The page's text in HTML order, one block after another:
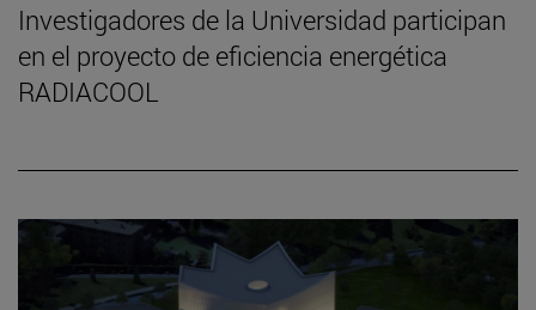
Investigadores de la Universidad participan
en el proyecto de eficiencia energética
RADIACOOL